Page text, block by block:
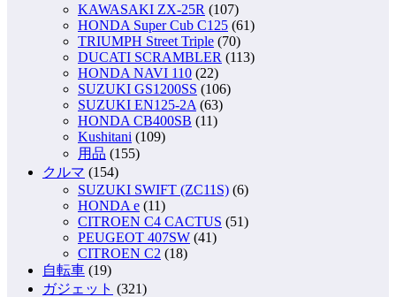
KAWASAKI ZX-25R (107)
HONDA Super Cub C125 (61)
TRIUMPH Street Triple (70)
DUCATI SCRAMBLER (113)
HONDA NAVI 110 (22)
SUZUKI GS1200SS (106)
SUZUKI EN125-2A (63)
HONDA CB400SB (11)
Kushitani (109)
用品 (155)
クルマ (154)
SUZUKI SWIFT (ZC11S) (6)
HONDA e (11)
CITROEN C4 CACTUS (51)
PEUGEOT 407SW (41)
CITROEN C2 (18)
自転車 (19)
ガジェット (321)